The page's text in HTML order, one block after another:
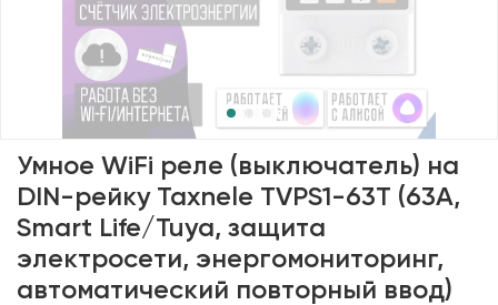
Умное WiFi реле (выключатель) на
DIN-рейку Taxnele TVPS1-63T (63А,
Smart Life/Tuya, защита
электросети, энергомониторинг,
автоматический повторный ввод)